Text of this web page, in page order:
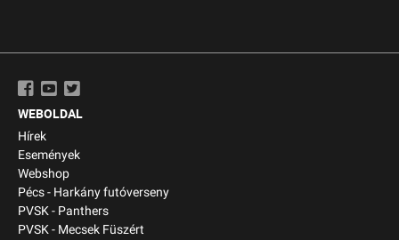
WEBOLDAL
Hírek
Események
Webshop
Pécs - Harkány futóverseny
PVSK - Panthers
PVSK - Mecsek Füszért